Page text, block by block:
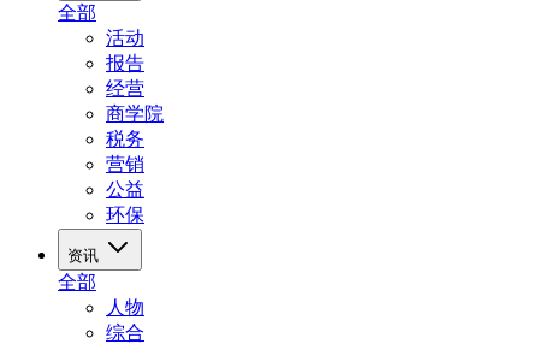
全部
活动
报告
经营
商学院
税务
营销
公益
环保
资讯
全部
人物
综合